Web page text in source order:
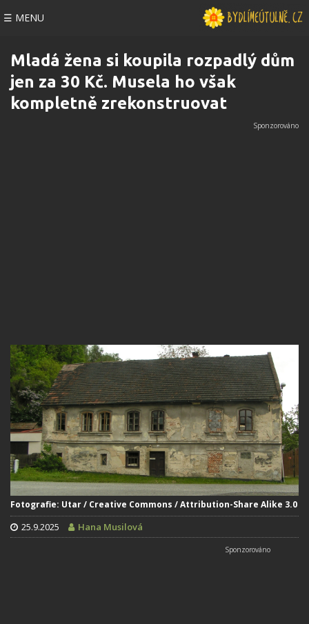
☰ MENU
Mladá žena si koupila rozpadlý dům
jen za 30 Kč. Musela ho však
kompletně zrekonstruovat
Fotografie: Utar / Creative Commons / Attribution-Share Alike 3.0
25.9.2025 Hana Musilová